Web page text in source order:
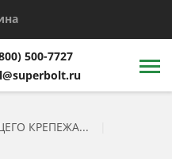
500-7727
КРЕПЕЖА...